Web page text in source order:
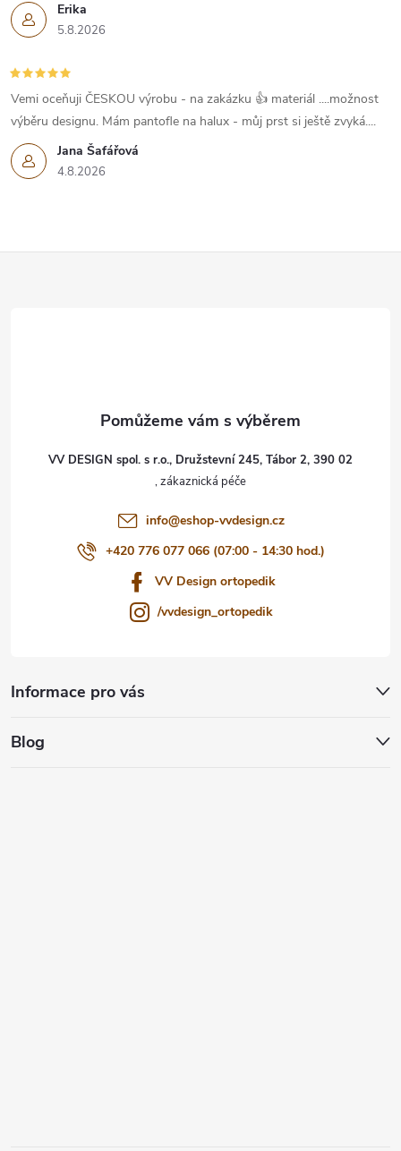
Erika
5.8.2026
Jana Šafářová
4.8.2026
Vemi oceňuji ČESKOU výrobu - na zakázku 👍 materiál ....možnost
výběru designu. Mám pantofle na halux - můj prst si ještě zvyká....
VV DESIGN spol. s r.o., Družstevní 245, Tábor 2, 390 02
info@eshop-vvdesign.cz
+420 776 077 066 (07:00 - 14:30 hod.)
VV Design ortopedik
/vvdesign_ortopedik
Informace pro vás
Blog